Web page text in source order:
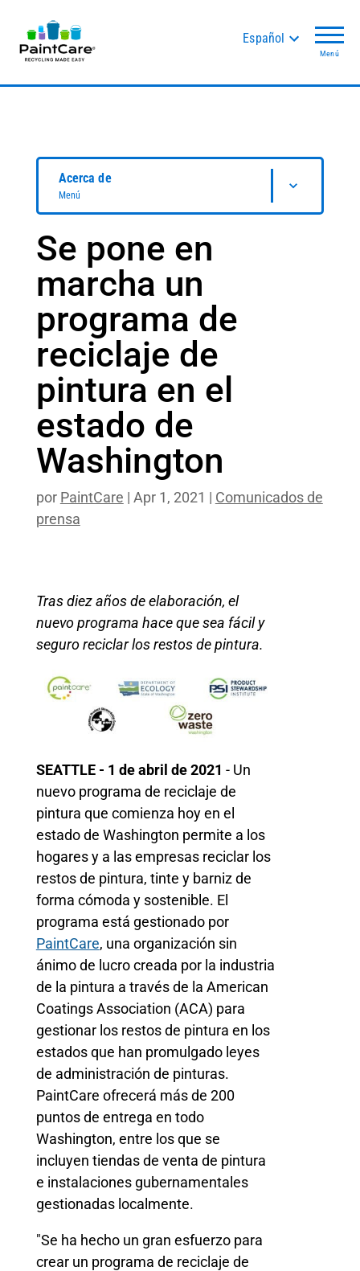
Español
Menú
Acerca de
Menú
Se pone en
marcha un
programa de
reciclaje de
pintura en el
estado de
Washington
por PaintCare | Apr 1, 2021 | Comunicados de
prensa
Tras diez años de elaboración, el
nuevo programa hace que sea fácil y
seguro reciclar los restos de pintura.
SEATTLE - 1 de abril de 2021 - Un
nuevo programa de reciclaje de
pintura que comienza hoy en el
estado de Washington permite a los
hogares y a las empresas reciclar los
restos de pintura, tinte y barniz de
forma cómoda y sostenible. El
programa está gestionado por
PaintCare, una organización sin
ánimo de lucro creada por la industria
de la pintura a través de la American
Coatings Association (ACA) para
gestionar los restos de pintura en los
estados que han promulgado leyes
de administración de pinturas.
PaintCare ofrecerá más de 200
puntos de entrega en todo
Washington, entre los que se
incluyen tiendas de venta de pintura
e instalaciones gubernamentales
gestionadas localmente.
"Se ha hecho un gran esfuerzo para
crear un programa de reciclaje de